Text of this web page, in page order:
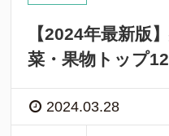
【2024年最新版
菜・果物トップ
2024.03.28